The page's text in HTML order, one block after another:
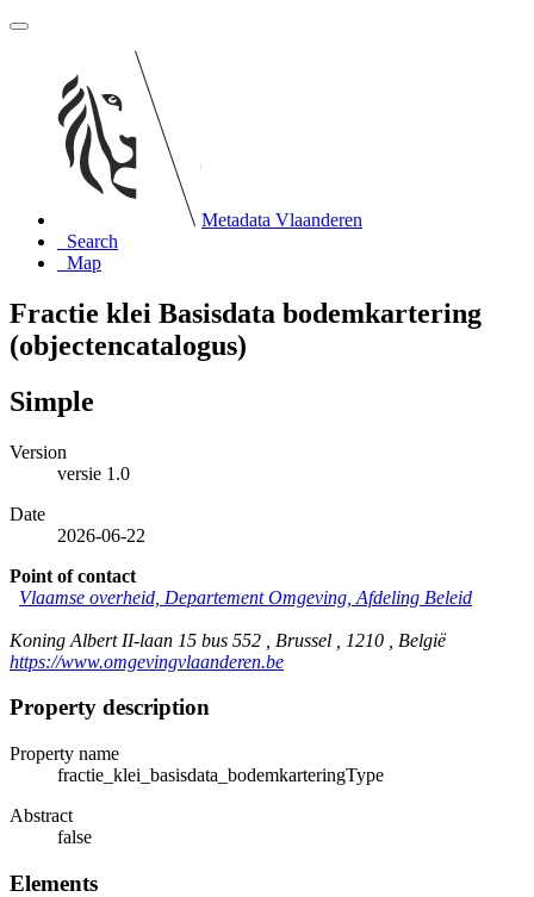
Metadata Vlaanderen
Search
Map
Fractie klei Basisdata bodemkartering
(objectencatalogus)
Simple
Version
versie 1.0
Date
2026-06-22
Point of contact
Vlaamse overheid, Departement Omgeving, Afdeling Beleid
Koning Albert II-laan 15 bus 552 , Brussel , 1210 , België
https://www.omgevingvlaanderen.be
Property description
Property name
fractie_klei_basisdata_bodemkarteringType
Abstract
false
Elements